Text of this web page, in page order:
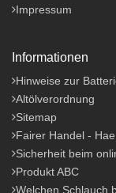
Impressum
Informationen
Hinweise zur
Altölverordnung
Sitemap
Fairer Handel -
Sicherheit beim
Produkt ABC
Welchen Schlauch